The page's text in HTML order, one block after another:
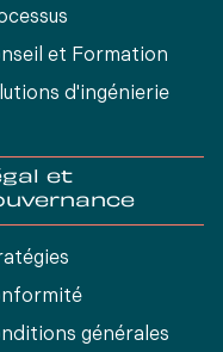
et Formation
d'ingénierie
et
générales